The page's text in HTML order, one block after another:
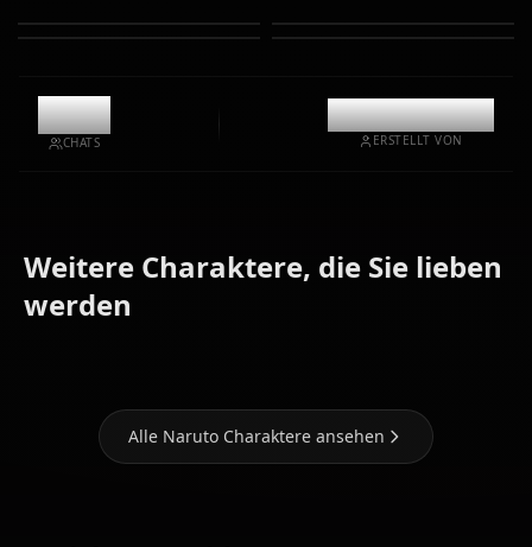
10.6k
CHATS
@casualwaifus
ERSTELLT VON
Weitere Charaktere, die Sie lieben
werden
Hyuuga
Alle Naruto Charaktere ansehen